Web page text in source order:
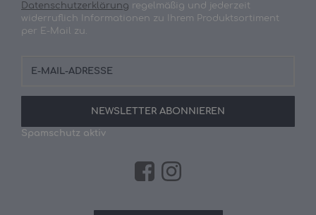
Datenschutzerklärung regelmäßig und jederzeit
widerruflich Informationen zu Ihrem Produktsortiment
per E-Mail zu.
Mail-
NEWSLETTER ABONNIEREN
Spamschutz aktiv